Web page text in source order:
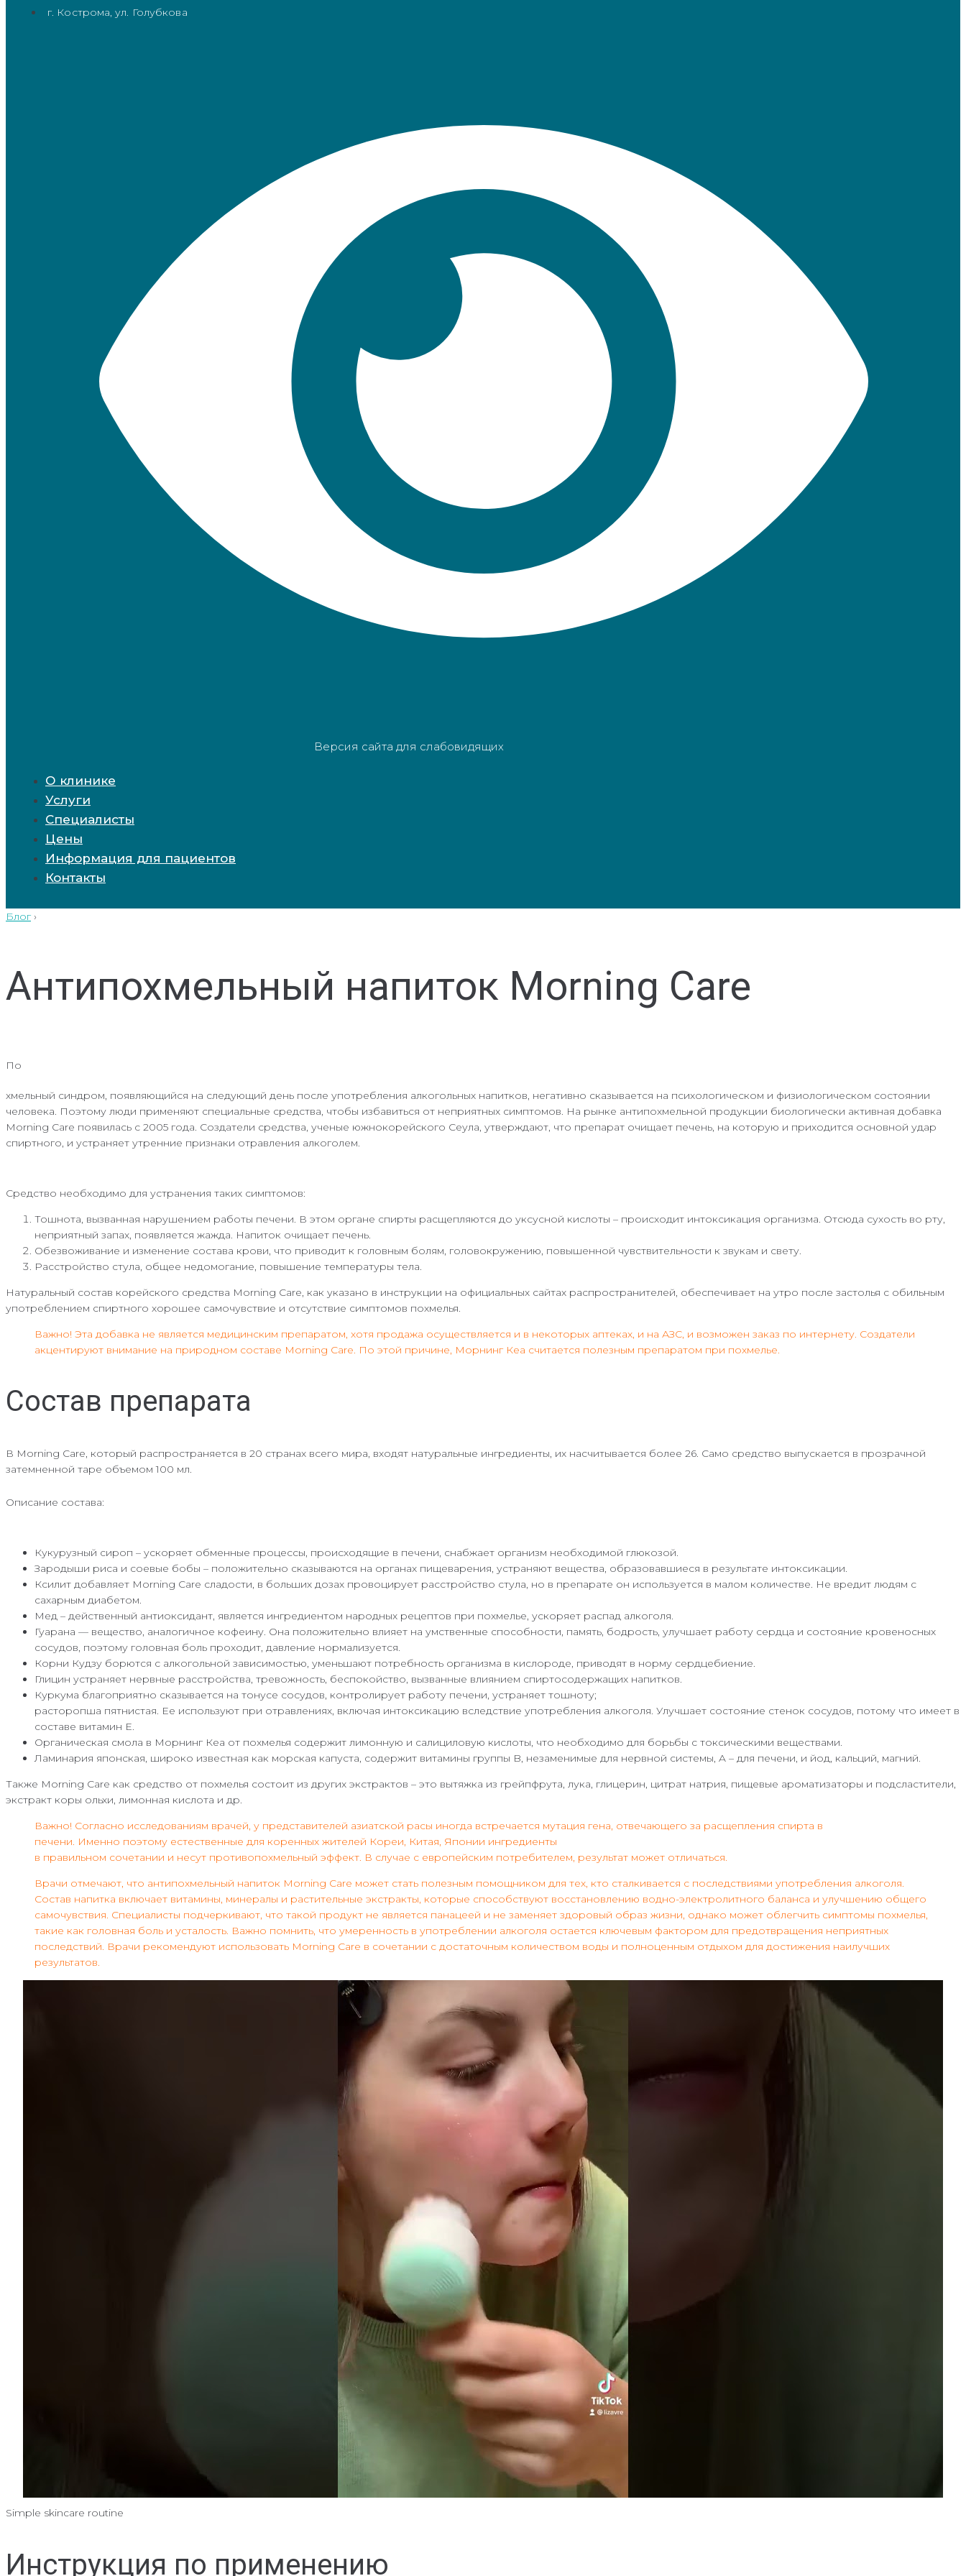
г. Кострома, ул. Голубкова
Версия сайта для слабовидящих
О клинике
Услуги
Специалисты
Цены
Информация для пациентов
Контакты
Блог ›
Антипохмельный напиток Morning Care
По
хмельный синдром, появляющийся на следующий день после употребления алкогольных напитков, негативно сказывается на психологическом и физиологическом состоянии
человека. Поэтому люди применяют специальные средства, чтобы избавиться от неприятных симптомов. На рынке антипохмельной продукции биологически активная добавка
Morning Care появилась с 2005 года. Создатели средства, ученые южнокорейского Сеула, утверждают, что препарат очищает печень, на которую и приходится основной удар
спиртного, и устраняет утренние признаки отравления алкоголем.
Средство необходимо для устранения таких симптомов:
Тошнота, вызванная нарушением работы печени. В этом органе спирты расщепляются до уксусной кислоты – происходит интоксикация организма. Отсюда сухость во рту,
неприятный запах, появляется жажда. Напиток очищает печень.
Обезвоживание и изменение состава крови, что приводит к головным болям, головокружению, повышенной чувствительности к звукам и свету.
Расстройство стула, общее недомогание, повышение температуры тела.
Натуральный состав корейского средства Morning Care, как указано в инструкции на официальных сайтах распространителей, обеспечивает на утро после застолья с обильным
употреблением спиртного хорошее самочувствие и отсутствие симптомов похмелья.
Важно! Эта добавка не является медицинским препаратом, хотя продажа осуществляется и в некоторых аптеках, и на АЗС, и возможен заказ по интернету. Создатели
акцентируют внимание на природном составе Morning Care. По этой причине, Морнинг Кеа считается полезным препаратом при похмелье.
Состав препарата
В Morning Care, который распространяется в 20 странах всего мира, входят натуральные ингредиенты, их насчитывается более 26. Само средство выпускается в прозрачной
затемненной таре объемом 100 мл.
Описание состава:
Кукурузный сироп – ускоряет обменные процессы, происходящие в печени, снабжает организм необходимой глюкозой.
Зародыши риса и соевые бобы – положительно сказываются на органах пищеварения, устраняют вещества, образовавшиеся в результате интоксикации.
Ксилит добавляет Morning Care сладости, в больших дозах провоцирует расстройство стула, но в препарате он используется в малом количестве. Не вредит людям с
сахарным диабетом.
Мед – действенный антиоксидант, является ингредиентом народных рецептов при похмелье, ускоряет распад алкоголя.
Гуарана — вещество, аналогичное кофеину. Она положительно влияет на умственные способности, память, бодрость, улучшает работу сердца и состояние кровеносных
сосудов, поэтому головная боль проходит, давление нормализуется.
Корни Кудзу борются с алкогольной зависимостью, уменьшают потребность организма в кислороде, приводят в норму сердцебиение.
Глицин устраняет нервные расстройства, тревожность, беспокойство, вызванные влиянием спиртосодержащих напитков.
Куркума благоприятно сказывается на тонусе сосудов, контролирует работу печени, устраняет тошноту;
расторопша пятнистая. Ее используют при отравлениях, включая интоксикацию вследствие употребления алкоголя. Улучшает состояние стенок сосудов, потому что имеет в
составе витамин E.
Органическая смола в Морнинг Кеа от похмелья содержит лимонную и салициловую кислоты, что необходимо для борьбы с токсическими веществами.
Ламинария японская, широко известная как морская капуста, содержит витамины группы B, незаменимые для нервной системы, A – для печени, и йод, кальций, магний.
Также Morning Care как средство от похмелья состоит из других экстрактов – это вытяжка из грейпфрута, лука, глицерин, цитрат натрия, пищевые ароматизаторы и подсластители,
экстракт коры ольхи, лимонная кислота и др.
Важно! Согласно исследованиям врачей, у представителей азиатской расы иногда встречается мутация гена, отвечающего за расщепления спирта в
печени. Именно поэтому естественные для коренных жителей Кореи, Китая, Японии ингредиенты
в правильном сочетании и несут противопохмельный эффект. В случае с европейским потребителем, результат может отличаться.
Врачи отмечают, что антипохмельный напиток Morning Care может стать полезным помощником для тех, кто сталкивается с последствиями употребления алкоголя.
Состав напитка включает витамины, минералы и растительные экстракты, которые способствуют восстановлению водно-электролитного баланса и улучшению общего
самочувствия. Специалисты подчеркивают, что такой продукт не является панацеей и не заменяет здоровый образ жизни, однако может облегчить симптомы похмелья,
такие как головная боль и усталость. Важно помнить, что умеренность в употреблении алкоголя остается ключевым фактором для предотвращения неприятных
последствий. Врачи рекомендуют использовать Morning Care в сочетании с достаточным количеством воды и полноценным отдыхом для достижения наилучших
результатов.
Simple skincare routine
Инструкция по применению